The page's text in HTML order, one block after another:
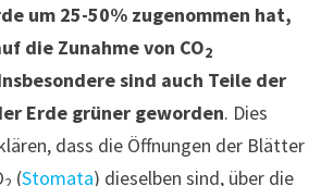
um 25-50% zugenommen hat,
die Zunahme von CO2
sind auch Teile der
Erde grüner geworden. Dies
dass die Öffnungen der Blätter
(Stomata) dieselben sind, über die